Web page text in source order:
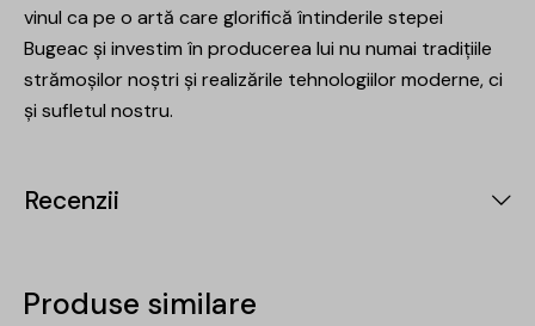
vinul ca pe o artă care glorifică întinderile stepei
Bugeac și investim în producerea lui nu numai tradițiile
strămoșilor noștri și realizările tehnologiilor moderne, ci
și sufletul nostru.
Recenzii
Produse similare